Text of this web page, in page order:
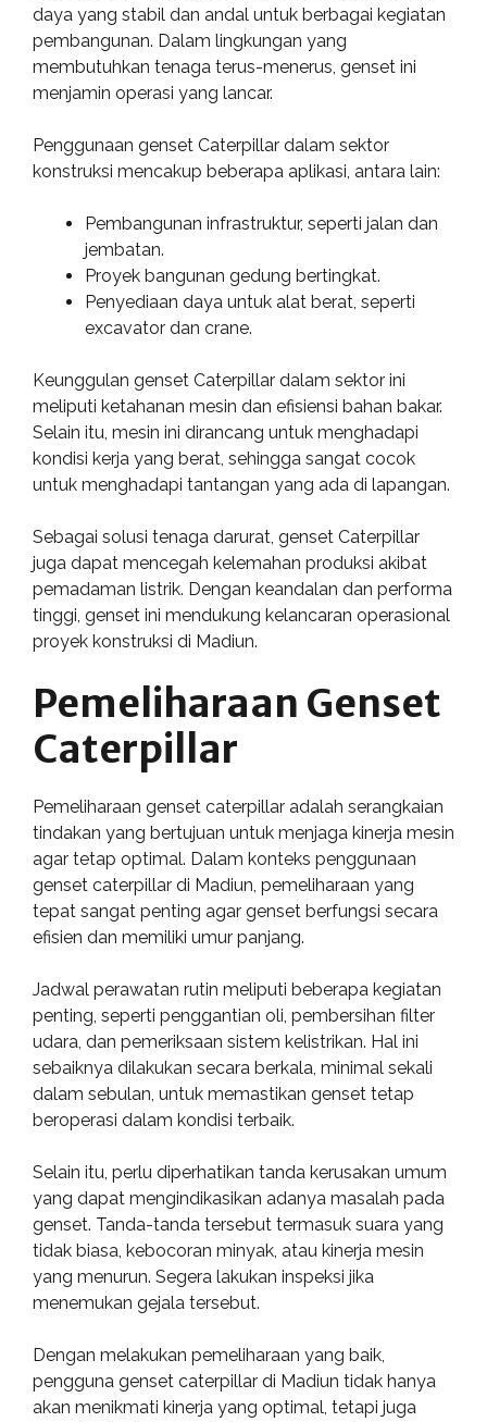
daya yang stabil dan andal untuk berbagai kegiatan
pembangunan. Dalam lingkungan yang
membutuhkan tenaga terus-menerus, genset ini
menjamin operasi yang lancar.
Penggunaan genset Caterpillar dalam sektor
konstruksi mencakup beberapa aplikasi, antara lain:
Pembangunan infrastruktur, seperti jalan dan
jembatan.
Proyek bangunan gedung bertingkat.
Penyediaan daya untuk alat berat, seperti
excavator dan crane.
Keunggulan genset Caterpillar dalam sektor ini
meliputi ketahanan mesin dan efisiensi bahan bakar.
Selain itu, mesin ini dirancang untuk menghadapi
kondisi kerja yang berat, sehingga sangat cocok
untuk menghadapi tantangan yang ada di lapangan.
Sebagai solusi tenaga darurat, genset Caterpillar
juga dapat mencegah kelemahan produksi akibat
pemadaman listrik. Dengan keandalan dan performa
tinggi, genset ini mendukung kelancaran operasional
proyek konstruksi di Madiun.
Pemeliharaan Genset
Caterpillar
Pemeliharaan genset caterpillar adalah serangkaian
tindakan yang bertujuan untuk menjaga kinerja mesin
agar tetap optimal. Dalam konteks penggunaan
genset caterpillar di Madiun, pemeliharaan yang
tepat sangat penting agar genset berfungsi secara
efisien dan memiliki umur panjang.
Jadwal perawatan rutin meliputi beberapa kegiatan
penting, seperti penggantian oli, pembersihan filter
udara, dan pemeriksaan sistem kelistrikan. Hal ini
sebaiknya dilakukan secara berkala, minimal sekali
dalam sebulan, untuk memastikan genset tetap
beroperasi dalam kondisi terbaik.
Selain itu, perlu diperhatikan tanda kerusakan umum
yang dapat mengindikasikan adanya masalah pada
genset. Tanda-tanda tersebut termasuk suara yang
tidak biasa, kebocoran minyak, atau kinerja mesin
yang menurun. Segera lakukan inspeksi jika
menemukan gejala tersebut.
Dengan melakukan pemeliharaan yang baik,
pengguna genset caterpillar di Madiun tidak hanya
akan menikmati kinerja yang optimal, tetapi juga